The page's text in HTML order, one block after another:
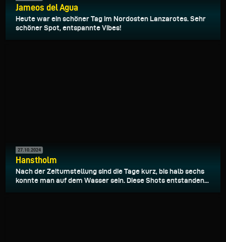
Jameos del Agua
Heute war ein schöner Tag im Nordosten Lanzarotes. Sehr
schöner Spot, entspannte Vibes!
27.10.2024
Hanstholm
Nach der Zeitumstellung sind die Tage kurz, bis halb sechs
konnte man auf dem Wasser sein. Diese Shots entstanden...